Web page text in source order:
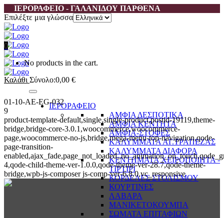
ΙΕΡΟΡΑΦΕΙΟ - ΓΑΛΑΝΙΔΟΥ ΠΑΡΘΕΝΑ
Επιλέξτε μια γλώσσα
0
No products in the cart.
Καλάθι Σύνολο:0,00 €
ΙΕΡΟΡΑΦΕΙΟ
ΑΜΦΙΑ ΔΕΣΠΟΤΙΚΑ
ΑΜΦΙΑ ΚΕΝΤΗΤΑ
ΑΜΦΙΑ-ΣΤΟΦΕΣ
ΚΑΛΥΜΜΑΤΑ ΑΓ.ΤΡΑΠΕΖΑΣ
ΚΑΛΥΜΜΑΤΑ ΔΙΑΦΟΡΑ
ΚΕΝΤΗΜΑΤΑ ΧΕΙΡΟΠΟΙΗΤΑ -
ΤΙΡΤΙΡΙ
ΚΟΡΔΕΛΕΣ ΣΤΟΛΙΣΜΟΥ
ΚΟΥΡΤΙΝΕΣ
ΛΑΒΑΡΑ
ΜΑΝΙΚΕΤΟΚΟΥΜΠΑ
ΣΩΜΑΤΑ ΕΠΙΤΑΦΙΩΝ
01-10-AE-EG-032
9
product-template-default,single,single-product,postid-19119,theme-
bridge,bridge-core-3.0.1,woocommerce,woocommerce-
page,woocommerce-no-js,bridge,mega-menu-top-navigation,qode-
page-transition-
4,qode-child-theme-ver-1.0.0,qode-theme-ver-28.7,qode-theme-
bridge,wpb-js-composer js-comp-ver-6.8.0,vc_responsive